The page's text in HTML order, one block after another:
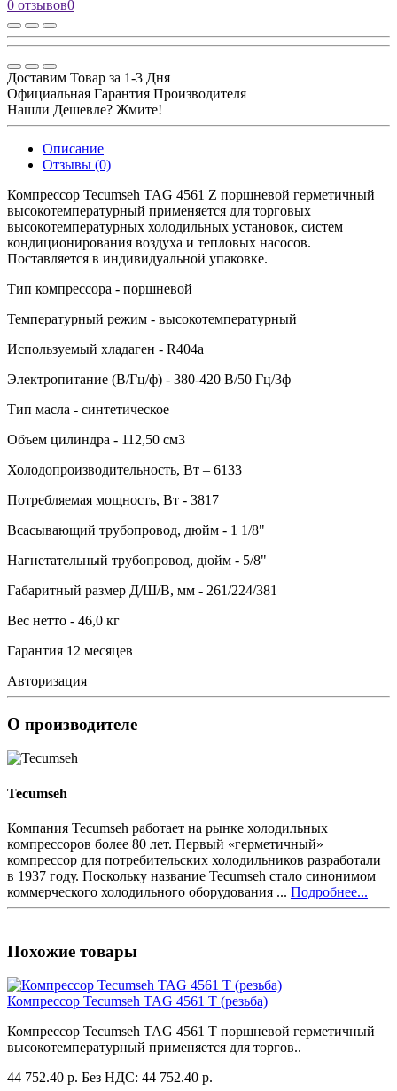
0 отзывов0
Доставим Товар за 1-3 Дня
Официальная Гарантия Производителя
Нашли Дешевле? Жмите!
Описание
Отзывы (0)
Компрессор Tecumseh TAG 4561 Z поршневой герметичный
высокотемпературный применяется для торговых
высокотемпературных холодильных установок, систем
кондиционирования воздуха и тепловых насосов.
Поставляется в индивидуальной упаковке.
Тип компрессора - поршневой
Температурный режим - высокотемпературный
Используемый хладаген - R404a
Электропитание (В/Гц/ф) - 380-420 В/50 Гц/3ф
Тип масла - синтетическое
Объем цилиндра - 112,50 см3
Холодопроизводительность, Вт – 6133
Потребляемая мощность, Вт - 3817
Всасывающий трубопровод, дюйм - 1 1/8"
Нагнетательный трубопровод, дюйм - 5/8"
Габаритный размер Д/Ш/В, мм - 261/224/381
Вес нетто - 46,0 кг
Гарантия 12 месяцев
Авторизация
О производителе
Tecumseh
Компания Tecumseh работает на рынке холодильных
компрессоров более 80 лет. Первый «герметичный»
компрессор для потребительских холодильников разработали
в 1937 году. Поскольку название Tecumseh стало синонимом
коммерческого холодильного оборудования ... Подробнее...
Похожие товары
Компрессор Tecumseh TAG 4561 T (резьба)
Компрессор Tecumseh TAG 4561 T поршневой герметичный
высокотемпературный применяется для торгов..
44 752.40 р. Без НДС: 44 752.40 р.